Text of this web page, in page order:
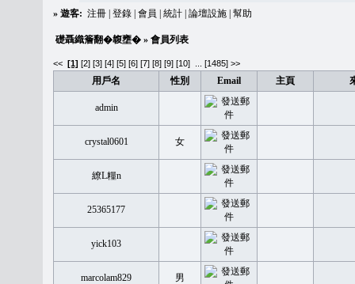
» 遊客: 注冊 登錄 會員 統計 論壇設施 幫助
礎聶織簷翻�䪖壅� » 會員列表
<< [1] [2] [3] [4] [5] [6] [7] [8] [9] [10] [1485] >>
用戶名 性別 Email 主頁
admin
crystal0601 女
繚L糧n
25365177
yick103
marcolam829 男